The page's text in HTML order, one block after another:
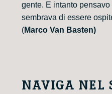
gente. E intanto pensavo
sembrava di essere
(Marco Van Basten)
NAVIGA NEL